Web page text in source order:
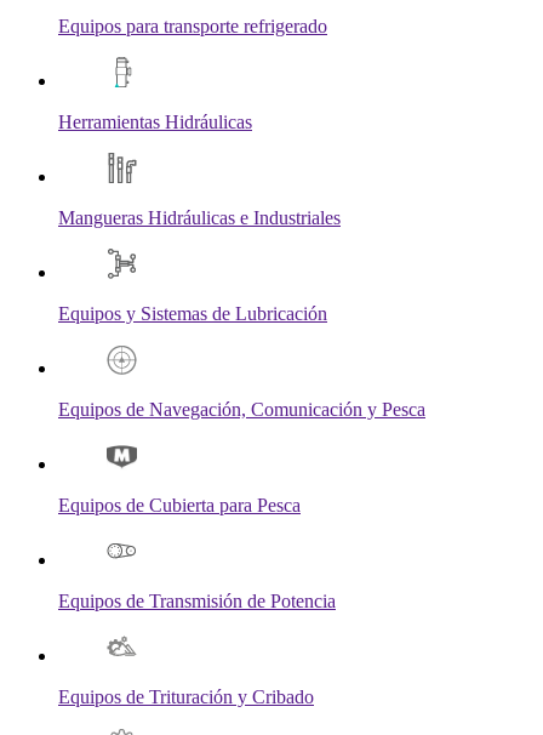
Equipos para transporte refrigerado
Herramientas Hidráulicas
Mangueras Hidráulicas e Industriales
Equipos y Sistemas de Lubricación
Equipos de Navegación, Comunicación y Pesca
Equipos de Cubierta para Pesca
Equipos de Transmisión de Potencia
Equipos de Trituración y Cribado